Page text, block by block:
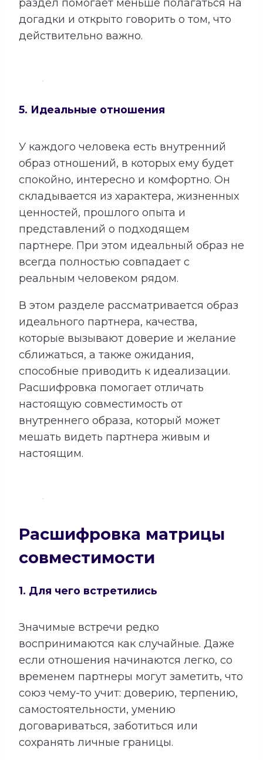
раздел помогает меньше полагаться на
догадки и открыто говорить о том, что
действительно важно.
5. Идеальные отношения
У каждого человека есть внутренний
образ отношений, в которых ему будет
спокойно, интересно и комфортно. Он
складывается из характера, жизненных
ценностей, прошлого опыта и
представлений о подходящем
партнере. При этом идеальный образ не
всегда полностью совпадает с
реальным человеком рядом.
В этом разделе рассматривается образ
идеального партнера, качества,
которые вызывают доверие и желание
сближаться, а также ожидания,
способные приводить к идеализации.
Расшифровка помогает отличать
настоящую совместимость от
внутреннего образа, который может
мешать видеть партнера живым и
настоящим.
Расшифровка матрицы
совместимости
1. Для чего встретились
Значимые встречи редко
воспринимаются как случайные. Даже
если отношения начинаются легко, со
временем партнеры могут заметить, что
союз чему-то учит: доверию, терпению,
самостоятельности, умению
договариваться, заботиться или
сохранять личные границы.